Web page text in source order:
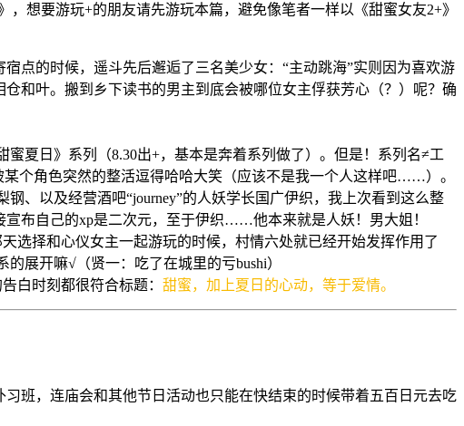
想要游玩+的朋友请先游玩本篇，避免像笔者一样以《甜蜜女友2+》
点的时候，遥斗先后邂逅了三名美少女：“主动跳海”实则因为喜欢游
和叶。搬到乡下读书的男主到底会被哪位女主俘获芳心（？）呢？确
夏日》系列（8.30出+，基本是奔着系列做了）。但是！系列名≠工
个角色突然的整活逗得哈哈大笑（应该不是我一个人这样吧……）。
钢、以及经营酒吧“journey”的人妖学长国广伊织，我上次看到这么整
布自己的xp是二次元，至于伊织……他本来就是人妖！男大姐！
择和心仪女主一起游玩的时候，村情六处就已经开始发挥作用了
展开嘛√（贤一：吃了在城里的亏bushi）
白时刻都很符合标题： 甜蜜，加上夏日的心动，等于爱情。
班，连庙会和其他节日活动也只能在快结束的时候带着五百日元去吃